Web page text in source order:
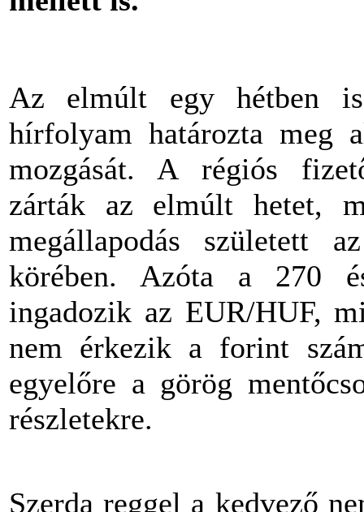
Az elmúlt egy hétben is
hírfolyam határozta meg
mozgását. A régiós
zárták az elmúlt hetet,
megállapodás született
körében. Azóta a 270
ingadozik az EUR/HUF,
nem érkezik a forint
egyelőre a görög
részletekre.
Szerda reggel a kedvező